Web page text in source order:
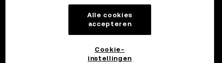
Alle cookies
accepteren
Cookie-
instellingen